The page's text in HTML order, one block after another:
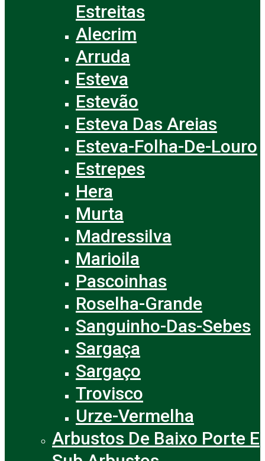
Estreitas
Alecrim
Arruda
Esteva
Estevão
Esteva Das Areias
Esteva-Folha-De-Louro
Estrepes
Hera
Murta
Madressilva
Marioila
Pascoinhas
Roselha-Grande
Sanguinho-Das-Sebes
Sargaça
Sargaço
Trovisco
Urze-Vermelha
Arbustos De Baixo Porte E